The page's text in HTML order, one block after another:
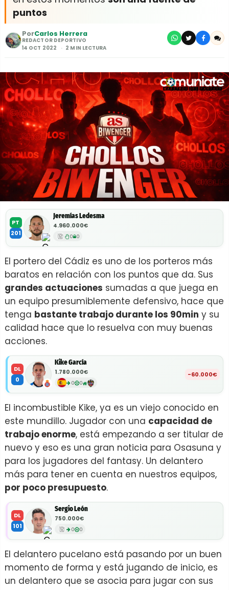
puntos
PorCarlos Herrera
REDACTOR DEPORTIVO
14 OCT 2022
2 MIN LECTURA
PT
201
Jeremías Ledesma
4.960.000€
0 0
El portero del Cádiz es uno de los porteros más
baratos en relación con los puntos que da. Sus
grandes actuaciones sumadas a que juega en
un equipo presumiblemente defensivo, hace que
tenga bastante trabajo durante los 90min y su
calidad hace que lo resuelva con muy buenas
acciones.
DL
0
Kike García
1.780.000€
0 0
-60.000€
El incombustible Kike, ya es un viejo conocido en
este mundillo. Jugador con una capacidad de
trabajo enorme, está empezando a ser titular de
nuevo y eso es una gran noticia para Osasuna y
para los jugadores del fantasy. Un delantero
más para tener en cuenta en nuestros equipos,
por poco presupuesto.
DL
101
Sergio León
750.000€
0 0
El delantero pucelano está pasando por un buen
momento de forma y está jugando de inicio, es
un delantero que se asocia para jugar con sus